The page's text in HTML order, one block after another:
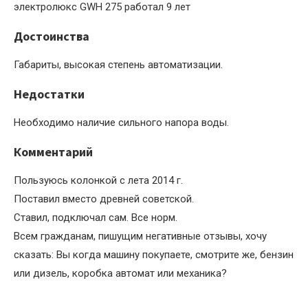
электролюкс GWH 275 работал 9 лет
Достоинства
Габариты, высокая степень автоматизации.
Недостатки
Необходимо наличие сильного напора воды.
Комментарий
Пользуюсь колонкой с лета 2014 г.
Поставил вместо древней советской.
Ставил, подключал сам. Все норм.
Всем гражданам, пишущим негативные отзывы, хочу
сказать: Вы когда машину покупаете, смотрите же, бензин
или дизель, коробка автомат или механика?